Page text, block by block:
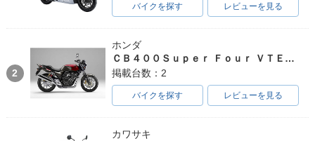
バイクを探す レビューを見る
2
ホンダ
ＣＢ４００Ｓｕｐｅｒ Ｆｏｕｒ ＶＴＥＣ ＳＰＥＣ３
掲載台数：2
バイクを探す レビューを見る
カワサキ